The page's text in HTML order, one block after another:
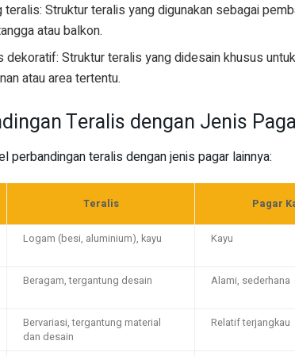
teralis: Struktur teralis yang digunakan sebagai
atau balkon.
dekoratif: Struktur teralis yang didesain khusus
atau area tertentu.
Teralis dengan Jenis
perbandingan teralis dengan jenis pagar lainnya:
Teralis Pagar
Logam (besi, aluminium), kayu Kayu
Beragam, tergantung desain Alami, sederhana
Bervariasi, tergantung material
dan desain
Relatif terjangkau